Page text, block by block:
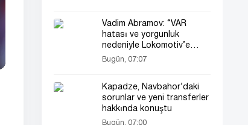
Vadim Abramov: “VAR
hatası ve yorgunluk
nedeniyle Lokomotiv’e
yenildik”
Bugün, 07:07
Kapadze, Navbahor’daki
sorunlar ve yeni transferler
hakkında konuştu
Bugün, 07:00